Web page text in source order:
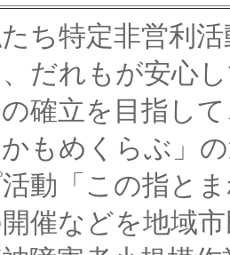
ち特定非営利
だれもが安心
確立を目指し
かもめくらぶ」
動「この指と
催などを地域